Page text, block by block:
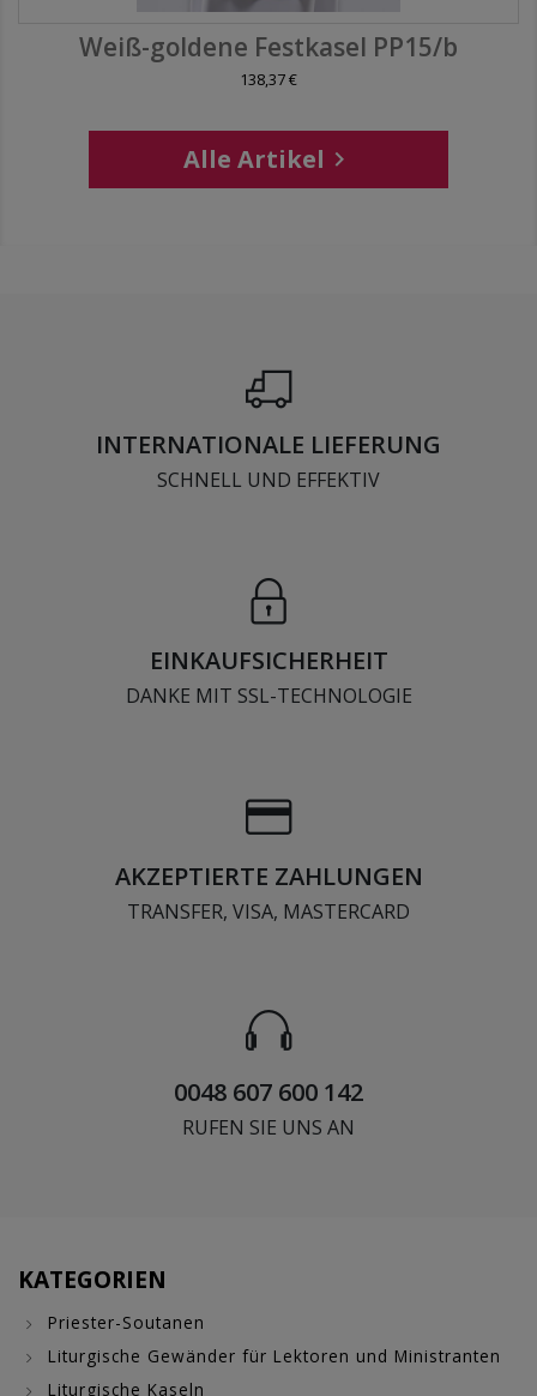
Weiß-goldene Festkasel PP15/b
138,37 €
Alle Artikel 
INTERNATIONALE LIEFERUNG
SCHNELL UND EFFEKTIV
EINKAUFSICHERHEIT
DANKE MIT SSL-TECHNOLOGIE
AKZEPTIERTE ZAHLUNGEN
TRANSFER, VISA, MASTERCARD
0048 607 600 142
RUFEN SIE UNS AN
KATEGORIEN
Priester-Soutanen
Liturgische Gewänder für Lektoren und Ministranten
Liturgische Kaseln